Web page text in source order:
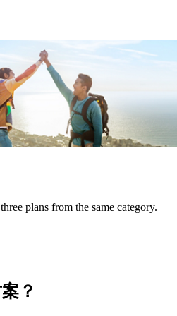
plans from the same category.
？